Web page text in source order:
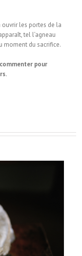
les portes de la
tel l’agneau
moment du sacrifice.
pour